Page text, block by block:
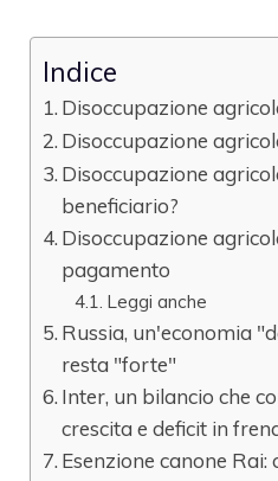
Indice
Disoccupazione
Disoccupazione
Disoccupazione
beneficiario?
Disoccupazione
pagamento
Leggi anche
Russia, un'economia
resta "forte"
Inter, un bilancio che
crescita e deficit in
Esenzione canone